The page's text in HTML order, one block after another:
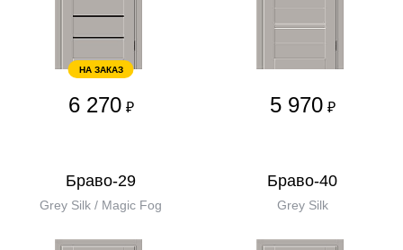
НА ЗАКАЗ
6 270 ₽ 5 970 ₽
Браво-29
Grey Silk / Magic Fog
Браво-40
Grey Silk